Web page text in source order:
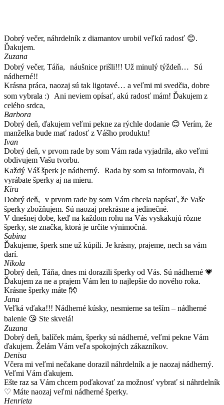
Dobrý večer, náhrdelník z diamantov urobil veľkú radosť 😊.
Ďakujem.
Zuzana
Dobrý večer, Táňa, náušnice prišli!!! Už minulý týždeň… Sú
nádherné!!
Krásna práca, naozaj sú tak ligotavé… a veľmi mi svedčia, dobre
som vybrala :) Ani neviem opísať, akú radosť mám! Ďakujem z
celého srdca,
Barbora
Dobrý deň, ďakujem veľmi pekne za rýchle dodanie 😊 Verím, že
manželka bude mať radosť z Vášho produktu!
Ivan
Dobrý deň, v prvom rade by som Vám rada vyjadrila, ako veľmi
obdivujem Vašu tvorbu.
Každý Váš šperk je nádherný. Rada by som sa informovala, či
vyrábate šperky aj na mieru.
Kira
Dobrý deň, v prvom rade by som Vám chcela napísať, že Vaše
šperky zbožňujem. Sú naozaj prekrásne a jedinečné.
V dnešnej dobe, keď na každom rohu na Vás vyskakujú rôzne
šperky, ste značka, ktorá je určite výnimočná.
Sabina
Ďakujeme, šperk sme už kúpili. Je krásny, prajeme, nech sa vám
darí.
Nikola
Dobrý deň, Táňa, dnes mi dorazili šperky od Vás. Sú nádherné 💗
Ďakujem za ne a prajem Vám len to najlepšie do nového roka.
Krásne šperky máte 👐
Jana
Veľká vďaka!!! Nádherné kúsky, nesmierne sa teším – nádherné
balenie 😘 Ste skvelá!
Zuzana
Dobrý deň, balíček mám, šperky sú nádherné, veľmi pekne Vám
ďakujem. Želám Vám veľa spokojných zákazníkov.
Denisa
Včera mi veľmi nečakane dorazil náhrdelník a je naozaj nádherný.
Veľmi Vám ďakujem.
Ešte raz sa Vám chcem poďakovať za možnosť vybrať si náhrdelník
♡ Máte naozaj veľmi nádherné šperky.
Henrieta